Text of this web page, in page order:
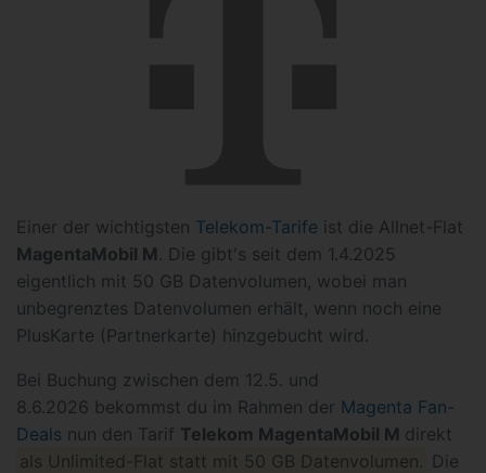
Einer der wichtigsten Telekom-Tarife ist die Allnet-Flat
MagentaMobil M . Die gibt's seit dem 1.4.2025
eigentlich mit 50 GB Datenvolumen, wobei man
unbegrenztes Datenvolumen erhält, wenn noch eine
PlusKarte (Partnerkarte) hinzgebucht wird.
Bei Buchung zwischen dem 12.5. und
8.6.2026 bekommst du im Rahmen der Magenta Fan-
Deals nun den Tarif Telekom MagentaMobil M direkt
als Unlimited-Flat statt mit 50 GB Datenvolumen. Die